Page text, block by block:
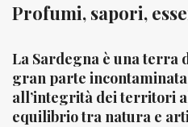
Profumi, sapori,
La Sardegna è una terra
gran parte
all’integrità dei territori
equilibrio tra natura e